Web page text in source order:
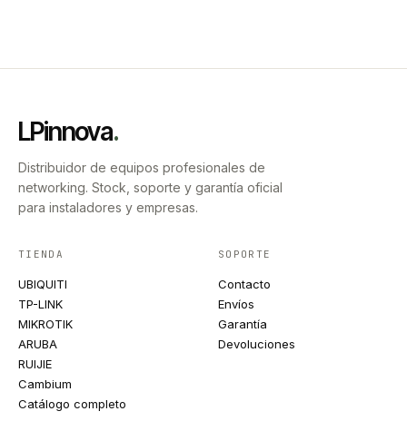
LPinnova.
Distribuidor de equipos profesionales de
networking. Stock, soporte y garantía oficial
para instaladores y empresas.
TIENDA
UBIQUITI
TP-LINK
MIKROTIK
ARUBA
RUIJIE
Cambium
Catálogo completo
SOPORTE
Contacto
Envíos
Garantía
Devoluciones